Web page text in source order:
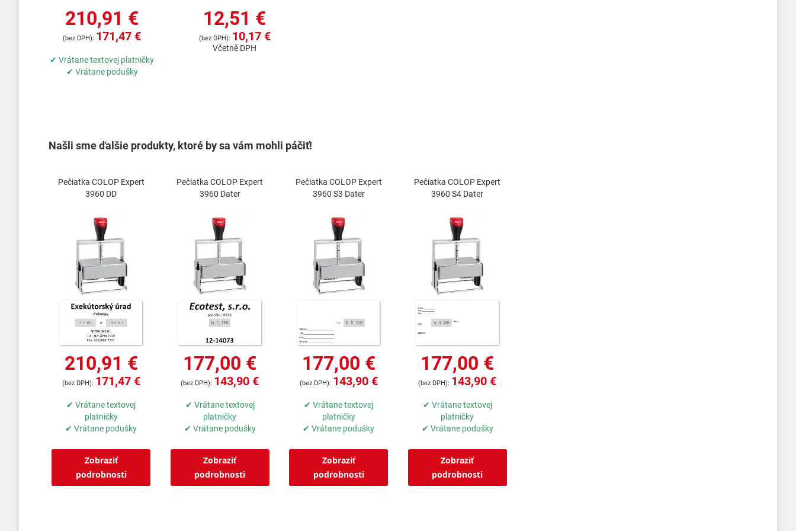
210,91 €
171,47 €
✔ Vrátane textovej platničky
✔ Vrátane podušky
12,51 €
10,17 €
Včetně DPH
Našli sme ďalšie produkty, ktoré by sa vám mohli páčiť!
Pečiatka COLOP Expert
3960 DD
210,91 €
171,47 €
✔ Vrátane textovej
platničky
✔ Vrátane podušky
Zobraziť
podrobnosti
Pečiatka COLOP Expert
3960 Dater
177,00 €
143,90 €
✔ Vrátane textovej
platničky
✔ Vrátane podušky
Zobraziť
podrobnosti
Pečiatka COLOP Expert
3960 S3 Dater
177,00 €
143,90 €
✔ Vrátane textovej
platničky
✔ Vrátane podušky
Zobraziť
podrobnosti
Pečiatka COLOP Expert
3960 S4 Dater
177,00 €
143,90 €
✔ Vrátane textovej
platničky
✔ Vrátane podušky
Zobraziť
podrobnosti